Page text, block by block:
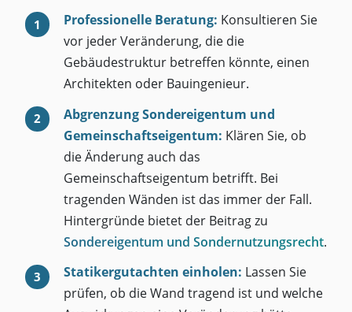
Professionelle Beratung: Konsultieren Sie
vor jeder Veränderung, die die
Gebäudestruktur betreffen könnte, einen
Architekten oder Bauingenieur.
Abgrenzung Sondereigentum und
Gemeinschaftseigentum: Klären Sie, ob
die Änderung auch das
Gemeinschaftseigentum betrifft. Bei
tragenden Wänden ist das immer der Fall.
Hintergründe bietet der Beitrag zu
Sondereigentum und Sondernutzungsrecht.
Statikergutachten einholen: Lassen Sie
prüfen, ob die Wand tragend ist und welche